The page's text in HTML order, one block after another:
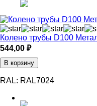
Колено трубы D100
544,00 ₽
В корзину
RAL: RAL7024